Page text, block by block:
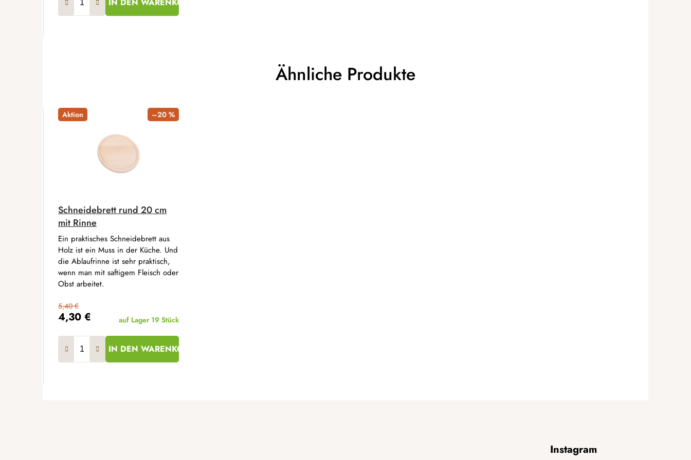
IN DEN WARENKORB
Ähnliche Produkte
Aktion –20 %
Schneidebrett rund 20 cm
mit Rinne
4,30 €
5,40 €
auf Lager 19 Stück
IN DEN WARENKORB
Ein praktisches Schneidebrett aus
Holz ist ein Muss in der Küche. Und
die Ablaufrinne ist sehr praktisch,
wenn man mit saftigem Fleisch oder
Obst arbeitet.
Instagram